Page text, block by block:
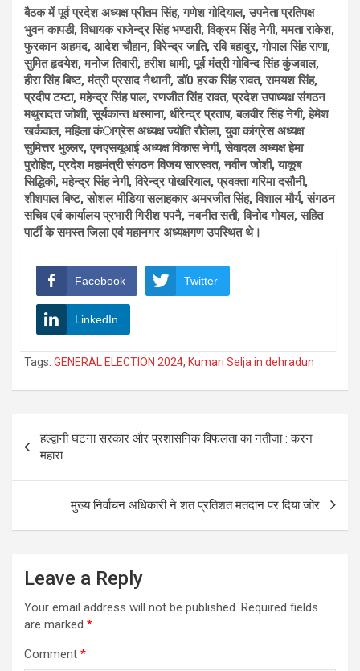
बैठक में पूर्व प्रदेश अध्यक्ष प्रीतम सिंह, गणेश गोदियाल, उपनेता प्रतिपक्ष
भुवन कापडी, विधायक राजेन्द्र सिंह भण्डारी, विक्रम सिंह नेगी, ममता राकेश,
फुरकान अहमद, आदेश चौहान, विरेन्द्र जाति, रवि बहादुर, गोपाल सिंह राणा,
सुमित हृदयेश, मनोज तिवारी, हरीश धामी, पूर्व मंत्री गोविन्द सिंह कुंजवाल,
हीरा सिंह बिष्ट, मंत्री प्रसाद नैथानी, डॉ0 हरक सिंह रावत, रामयश सिंह,
प्रदीप टम्टा, महेन्द्र सिंह पाल, रणजीत सिंह रावत, प्रदेश उपाध्यक्ष संगठन
मथुरादत्त जोशी, सूर्यकान्त धस्माना, धीरेन्द्र प्रताप, बलवीर सिंह नेगी, हेमेश
खर्कवाल, महिला कंाग्रेस अध्यक्ष ज्योति रौतेला, युवा कांग्रेस अध्यक्ष
सुमित्तर भुल्लर, एनएसयूआई अध्यक्ष विकास नेगी, सेवादल अध्यक्ष हेमा
पुरोहित, प्रदेश महामंत्री संगठन विजय सारस्वत, नवीन जोशी, याकूब
सिद्धिकी, महेन्द्र सिंह नेगी, विरेन्द्र पोखरियाल, प्रवक्ता गरिमा दसौनी,
शीशपाल बिष्ट, सोशल मीडिया सलाहकार अमरजीत सिंह, विशाल मौर्य, संगठन
सचिव एवं कार्यालय प्रभारी गिरीश पपनै, नवनीत सती, विनोद गोयल, सहित
पार्टी के समस्त जिला एवं महानगर अध्यक्षगण उपस्थित थे।
Facebook Twitter
LinkedIn
Tags: GENERAL ELECTION 2024, Kumari Selja in dehradun
navigation
हल्द्वानी घटना सरकार और प्रशासनिक विफलता का नतीजा : करन
महारा
मुख्य निर्वाचन अधिकारी ने शत प्रतिशत मतदान पर दिया जोर
Leave a Reply
Your email address will not be published. Required fields
are marked *
Comment *